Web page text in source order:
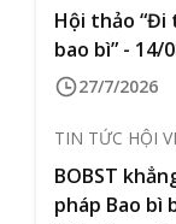
Hội thảo “Đi
bao bì” - 14/
27/7/2026
TIN TỨC HỘI
BOBST
pháp Bao bì